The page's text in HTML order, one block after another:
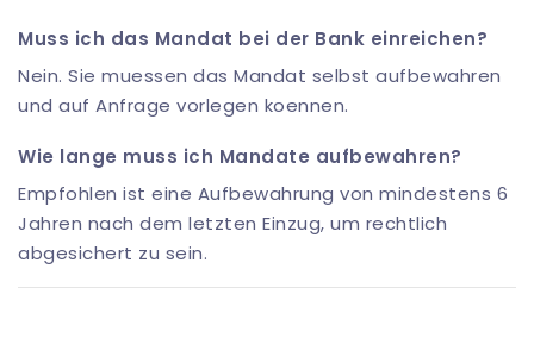
Muss ich das Mandat bei der Bank einreichen?
Nein. Sie muessen das Mandat selbst aufbewahren
und auf Anfrage vorlegen koennen.
Wie lange muss ich Mandate aufbewahren?
Empfohlen ist eine Aufbewahrung von mindestens 6
Jahren nach dem letzten Einzug, um rechtlich
abgesichert zu sein.